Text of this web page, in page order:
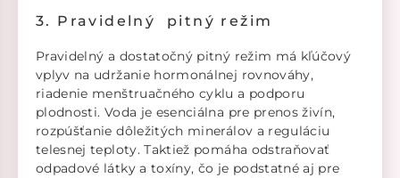
3. Pravidelný pitný režim
Pravidelný a dostatočný pitný režim má kľúčový
vplyv na udržanie hormonálnej rovnováhy,
riadenie menštruačného cyklu a podporu
plodnosti. Voda je esenciálna pre prenos živín,
rozpúšťanie dôležitých minerálov a reguláciu
telesnej teploty. Taktiež pomáha odstraňovať
odpadové látky a toxíny, čo je podstatné aj pre